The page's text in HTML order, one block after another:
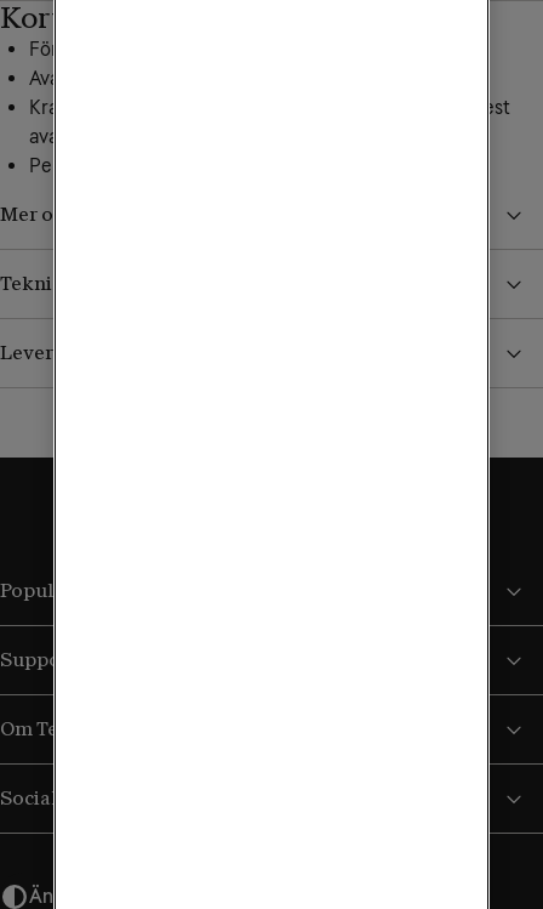
Kort om mobilen
Förvånansvärt tunn
Avancerad AI med Gemini
Kraftfull prestanda med Google Tensor G5 – Pixels mest
avancerade chip
Perfekt för multitasking och underhållning
Mer om Pixel 10 Pro Fold
Teknisk specifikation
Leverans, betalning och retur
Populära sidor
Support
Om Tele2
Sociala medier
Ändra utseende